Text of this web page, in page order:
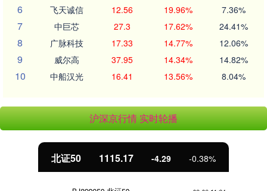
6 飞天诚信 12.56 19.96% 7.36%
7 中巨芯 27.3 17.62% 24.41%
8 广脉科技 17.33 14.77% 12.06%
9 威尔高 37.95 14.34% 14.82%
10 中船汉光 16.41 13.56% 8.04%
沪深京行情 实时轮播
北证50 1115.17 -4.29 -0.38%